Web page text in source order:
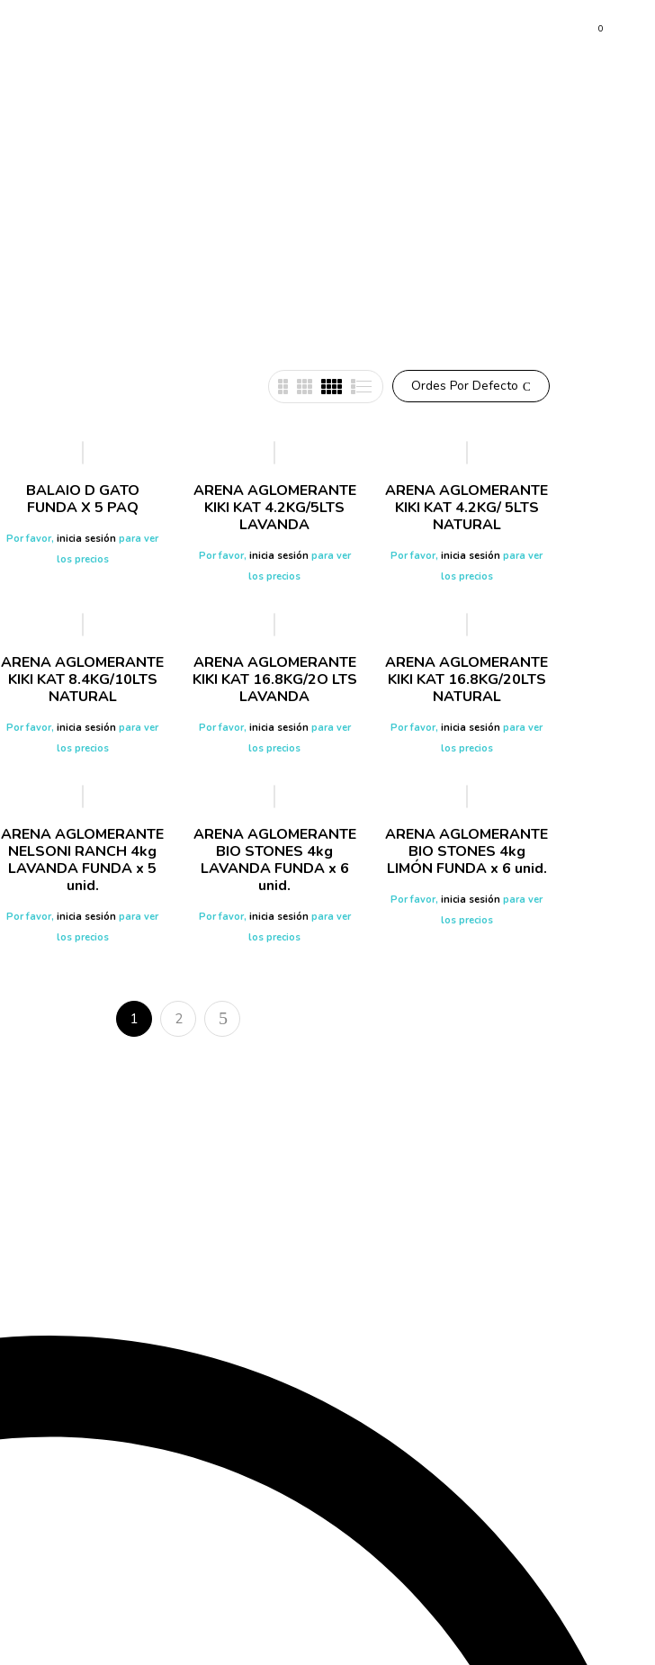
0
Ordes Por Defecto
BALAIO D GATO
FUNDA X 5 PAQ
Por favor,inicia sesión para ver
los precios
ARENA AGLOMERANTE
KIKI KAT 4.2KG/5LTS
LAVANDA
Por favor, inicia sesiónpara ver
los precios
ARENA AGLOMERANTE
KIKI KAT 4.2KG/ 5LTS
NATURAL
Por favor,inicia sesión para ver
los precios
ARENA AGLOMERANTE
KIKI KAT 8.4KG/10LTS
NATURAL
Por favor,inicia sesión para ver
los precios
ARENA AGLOMERANTE
KIKI KAT 16.8KG/2O LTS
LAVANDA
Por favor, inicia sesiónpara ver
los precios
ARENA AGLOMERANTE
KIKI KAT 16.8KG/20LTS
NATURAL
Por favor,inicia sesión para ver
los precios
ARENA AGLOMERANTE
NELSONI RANCH 4kg
LAVANDA FUNDA x 5
unid.
Por favor,inicia sesión para ver
los precios
ARENA AGLOMERANTE
BIO STONES 4kg
LAVANDA FUNDA x 6
unid.
Por favor, inicia sesiónpara ver
los precios
ARENA AGLOMERANTE
BIO STONES 4kg
LIMÓN FUNDA x 6 unid.
Por favor,inicia sesión para ver
los precios
1 2